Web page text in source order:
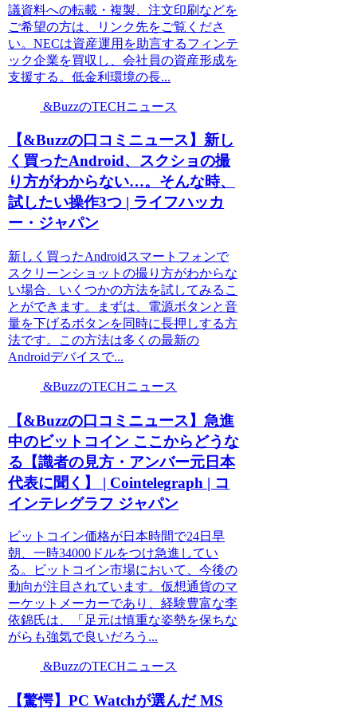
議資料への転載・複製、注文印刷などを
ご希望の方は、リンク先をご覧くださ
い。NECは資産運用を助言するフィンテ
ック企業を買収し、会社員の資産形成を
支援する。低金利環境の長...
&BuzzのTECHニュース
【&Buzzの口コミニュース】新し
く買ったAndroid、スクショの撮
り方がわからない…。そんな時、
試したい操作3つ | ライフハッカ
ー・ジャパン
新しく買ったAndroidスマートフォンで
スクリーンショットの撮り方がわからな
い場合、いくつかの方法を試してみるこ
とができます。まずは、電源ボタンと音
量を下げるボタンを同時に長押しする方
法です。この方法は多くの最新の
Androidデバイスで...
&BuzzのTECHニュース
【&Buzzの口コミニュース】急進
中のビットコイン ここからどうな
る【識者の見方・アンバー元日本
代表に聞く】 | Cointelegraph | コ
インテレグラフ ジャパン
ビットコイン価格が日本時間で24日早
朝、一時34000ドルをつけ急進してい
る。ビットコイン市場において、今後の
動向が注目されています。仮想通貨のマ
ーケットメーカーであり、経験豊富な李
依錦氏は、「足元は慎重な姿勢を保ちな
がらも強気で良いだろう...
&BuzzのTECHニュース
【驚愕】PC Watchが選んだ MS